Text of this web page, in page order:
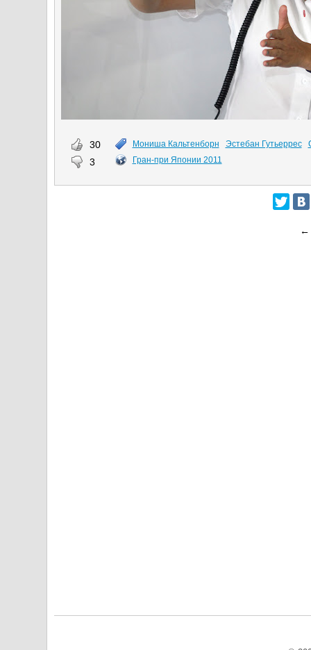
30
3
Мониша Кальтенборн Эстебан Гутьеррес
Гран-при Японии 2011